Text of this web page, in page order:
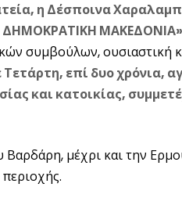
η Δέσποινα
συμβούλων, ουσιαστική
επί δυο χρόνια,
και κατοικίας,
Βαρδάρη, μέχρι και την